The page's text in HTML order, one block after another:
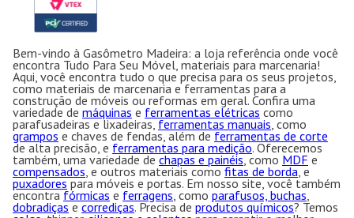
Bem-vindo à Gasômetro Madeira: a loja referência onde você
encontra Tudo Para Seu Móvel, materiais para marcenaria!
Aqui, você encontra tudo o que precisa para os seus projetos,
como materiais de marcenaria e ferramentas para a
construção de móveis ou reformas em geral. Confira uma
variedade de máquinas e ferramentas elétricas como
parafusadeiras e lixadeiras, ferramentas manuais, como
grampos e chaves de fendas, além de ferramentas de corte
de alta precisão, e ferramentas para medição. Oferecemos
também, uma variedade de chapas e painéis, como MDF e
compensados, e outros materiais como fitas de borda, e
puxadores para móveis e portas. Em nosso site, você também
encontra fórmicas e ferragens, como parafusos, buchas,
dobradiças e corrediças. Precisa de produtos químicos? Temos